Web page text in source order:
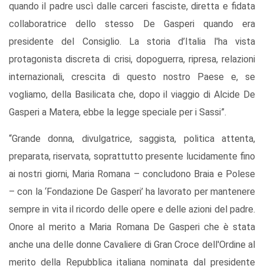
quando il padre uscì dalle carceri fasciste, diretta e fidata
collaboratrice dello stesso De Gasperi quando era
presidente del Consiglio. La storia d’Italia l'ha vista
protagonista discreta di crisi, dopoguerra, ripresa, relazioni
internazionali, crescita di questo nostro Paese e, se
vogliamo, della Basilicata che, dopo il viaggio di Alcide De
Gasperi a Matera, ebbe la legge speciale per i Sassi”.
“Grande donna, divulgatrice, saggista, politica attenta,
preparata, riservata, soprattutto presente lucidamente fino
ai nostri giorni, Maria Romana – concludono Braia e Polese
– con la ‘Fondazione De Gasperi’ ha lavorato per mantenere
sempre in vita il ricordo delle opere e delle azioni del padre.
Onore al merito a Maria Romana De Gasperi che è stata
anche una delle donne Cavaliere di Gran Croce dell'Ordine al
merito della Repubblica italiana nominata dal presidente